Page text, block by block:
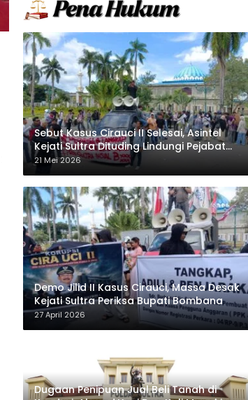
Sebut Kasus Cirauci II Selesai, Asintel
Kejati Sultra Dituding Lindungi Pejabat
Berwenang
21 Mei 2026
Demo Jilid II Kasus Cirauci, Massa Desak
Kejati Sultra Periksa Bupati Bombana
27 April 2026
Dugaan Penipuan Jual Beli Tanah di